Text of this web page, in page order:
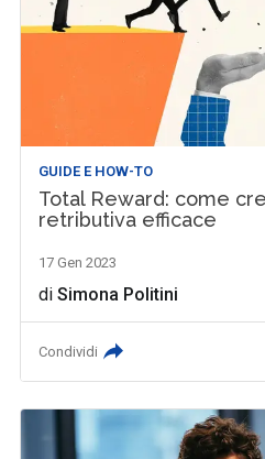
GUIDE E HOW-TO
Total Reward: come
retributiva efficace
17 Gen 2023
diSimona Politini
Condividi